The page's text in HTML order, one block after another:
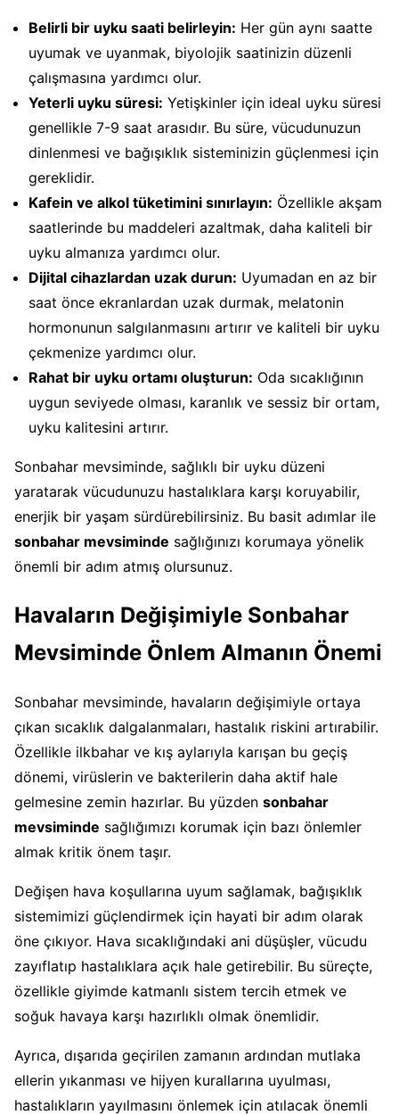
Belirli bir uyku saati belirleyin: Her gün aynı saatte
uyumak ve uyanmak, biyolojik saatinizin düzenli
çalışmasına yardımcı olur.
Yeterli uyku süresi: Yetişkinler için ideal uyku süresi
genellikle 7-9 saat arasıdır. Bu süre, vücudunuzun
dinlenmesi ve bağışıklık sisteminizin güçlenmesi için
gereklidir.
Kafein ve alkol tüketimini sınırlayın: Özellikle akşam
saatlerinde bu maddeleri azaltmak, daha kaliteli bir
uyku almanıza yardımcı olur.
Dijital cihazlardan uzak durun: Uyumadan en az bir
saat önce ekranlardan uzak durmak, melatonin
hormonunun salgılanmasını artırır ve kaliteli bir uyku
çekmenize yardımcı olur.
Rahat bir uyku ortamı oluşturun: Oda sıcaklığının
uygun seviyede olması, karanlık ve sessiz bir ortam,
uyku kalitesini artırır.
Sonbahar mevsiminde, sağlıklı bir uyku düzeni
yaratarak vücudunuzu hastalıklara karşı koruyabilir,
enerjik bir yaşam sürdürebilirsiniz. Bu basit adımlar ile
sonbahar mevsiminde sağlığınızı korumaya yönelik
önemli bir adım atmış olursunuz.
Havaların Değişimiyle Sonbahar
Mevsiminde Önlem Almanın Önemi
Sonbahar mevsiminde, havaların değişimiyle ortaya
çıkan sıcaklık dalgalanmaları, hastalık riskini artırabilir.
Özellikle ilkbahar ve kış aylarıyla karışan bu geçiş
dönemi, virüslerin ve bakterilerin daha aktif hale
gelmesine zemin hazırlar. Bu yüzden sonbahar
mevsiminde sağlığımızı korumak için bazı önlemler
almak kritik önem taşır.
Değişen hava koşullarına uyum sağlamak, bağışıklık
sistemimizi güçlendirmek için hayati bir adım olarak
öne çıkıyor. Hava sıcaklığındaki ani düşüşler, vücudu
zayıflatıp hastalıklara açık hale getirebilir. Bu süreçte,
özellikle giyimde katmanlı sistem tercih etmek ve
soğuk havaya karşı hazırlıklı olmak önemlidir.
Ayrıca, dışarıda geçirilen zamanın ardından mutlaka
ellerin yıkanması ve hijyen kurallarına uyulması,
hastalıkların yayılmasını önlemek için atılacak önemli